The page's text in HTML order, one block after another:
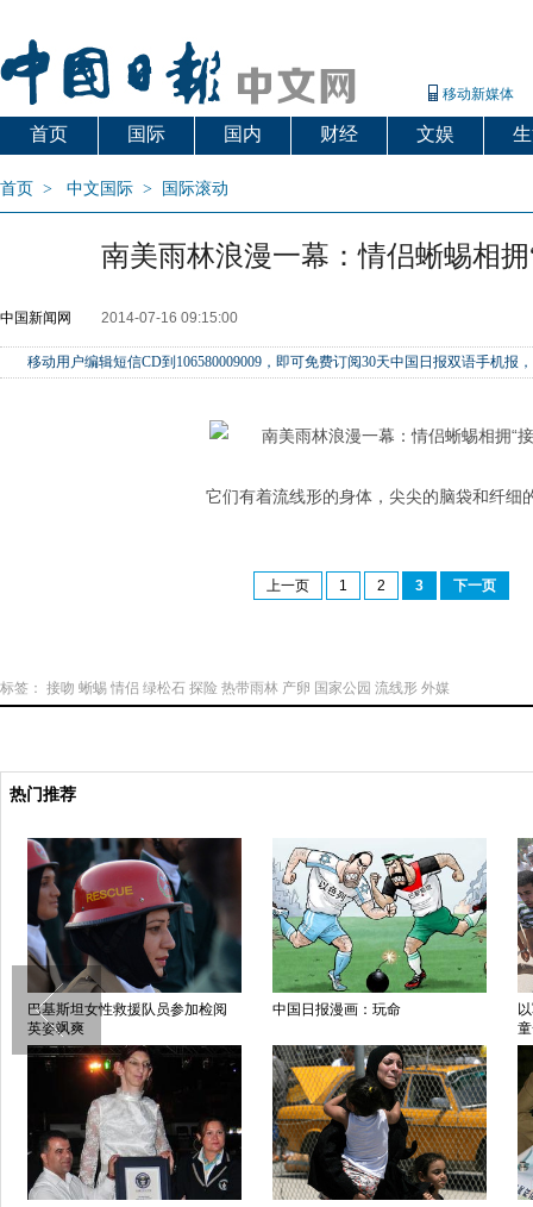
移动新媒体
首页 国际 国内 财经 文娱
首页 > 中文国际 > 国际滚动
南美雨林浪漫一幕：情侣蜥蜴相
中国新闻网 2014-07-16 09:15:00
移动用户编辑短信CD到106580009009，即可免费订阅30天中国日报双语手机报
它们有着流线形的身体，尖尖的脑袋和纤细
上一页 1 2 3 下一页
标签： 接吻 蜥蜴 情侣 绿松石 探险 热带雨林 产卵 国家公园 流线形 外媒
热门推荐
巴基斯坦女性救援队员参加检阅
英姿飒爽
中国日报漫画：玩命